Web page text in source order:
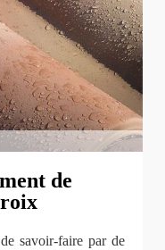
de
savoir-faire par de